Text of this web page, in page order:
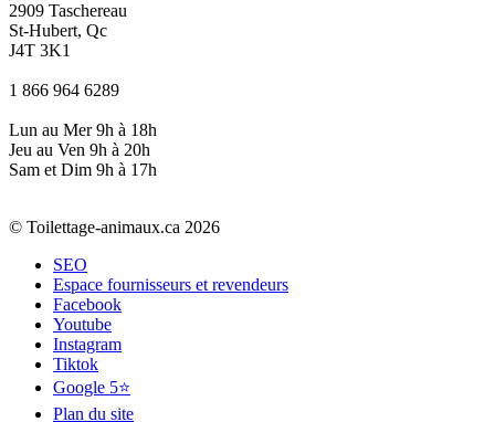
2909 Taschereau
St-Hubert, Qc
J4T 3K1
1 866 964 6289
Lun au Mer 9h à 18h
Jeu au Ven 9h à 20h
Sam et Dim 9h à 17h
© Toilettage-animaux.ca 2026
SEO
Espace fournisseurs et revendeurs
Facebook
Youtube
Instagram
Tiktok
Google 5⭐
Plan du site